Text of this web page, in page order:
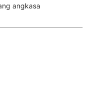
angkasa